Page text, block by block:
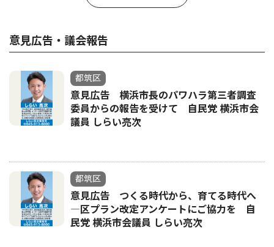
意見広告・議会報告
都筑区
意見広告 横浜市長のパワハラ第三者調査
委員からの報告を受けて 自民党 横浜市会
議員 しらい亮次
都筑区
意見広告 つくる時代から、育てる時代へ
―区プラン改定アンケートにご協力を 自
民党 横浜市会議員 しらい亮次